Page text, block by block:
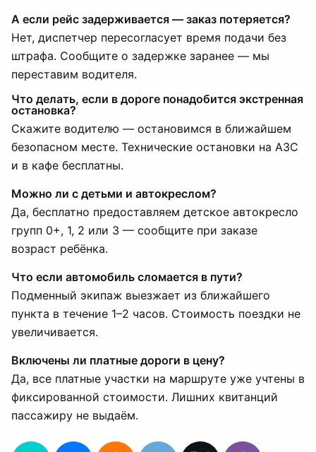
А если рейс задерживается — заказ потеряется?
Нет, диспетчер пересогласует время подачи без
штрафа. Сообщите о задержке заранее — мы
переставим водителя.
Что делать, если в дороге понадобится экстренная
остановка?
Скажите водителю — остановимся в ближайшем
безопасном месте. Технические остановки на АЗС
и в кафе бесплатны.
Можно ли с детьми и автокреслом?
Да, бесплатно предоставляем детское автокресло
групп 0+, 1, 2 или 3 — сообщите при заказе
возраст ребёнка.
Что если автомобиль сломается в пути?
Подменный экипаж выезжает из ближайшего
пункта в течение 1–2 часов. Стоимость поездки не
увеличивается.
Включены ли платные дороги в цену?
Да, все платные участки на маршруте уже учтены в
фиксированной стоимости. Лишних квитанций
пассажиру не выдаём.